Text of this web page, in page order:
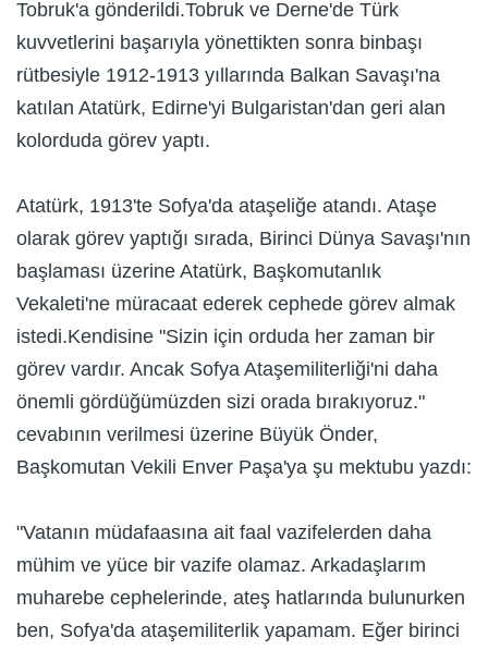
Tobruk'a gönderildi.Tobruk ve Derne'de Türk
kuvvetlerini başarıyla yönettikten sonra binbaşı
rütbesiyle 1912-1913 yıllarında Balkan Savaşı'na
katılan Atatürk, Edirne'yi Bulgaristan'dan geri alan
kolorduda görev yaptı.
Atatürk, 1913'te Sofya'da ataşeliğe atandı. Ataşe
olarak görev yaptığı sırada, Birinci Dünya Savaşı'nın
başlaması üzerine Atatürk, Başkomutanlık
Vekaleti'ne müracaat ederek cephede görev almak
istedi.Kendisine "Sizin için orduda her zaman bir
görev vardır. Ancak Sofya Ataşemiliterliği'ni daha
önemli gördüğümüzden sizi orada bırakıyoruz."
cevabının verilmesi üzerine Büyük Önder,
Başkomutan Vekili Enver Paşa'ya şu mektubu yazdı:
"Vatanın müdafaasına ait faal vazifelerden daha
mühim ve yüce bir vazife olamaz. Arkadaşlarım
muharebe cephelerinde, ateş hatlarında bulunurken
ben, Sofya'da ataşemiliterlik yapamam. Eğer birinci